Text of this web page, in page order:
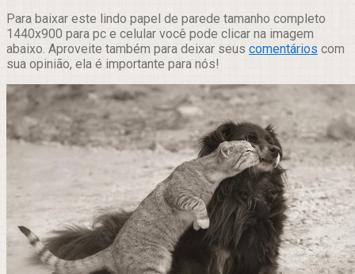
Para baixar este lindo papel de parede tamanho completo
1440x900 para pc e celular você pode clicar na imagem
abaixo. Aproveite também para deixar seus comentários com
sua opinião, ela é importante para nós!